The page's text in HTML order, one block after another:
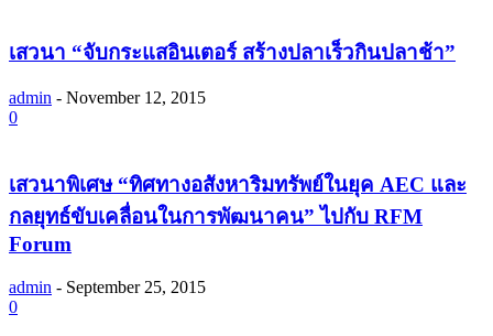
เสวนา “จับกระแสอินเตอร์ สร้างปลาเร็วกินปลาช้า”
admin - November 12, 2015
0
เสวนาพิเศษ “ทิศทางอสังหาริมทรัพย์ในยุค AEC และ
กลยุทธ์ขับเคลื่อนในการพัฒนาคน” ไปกับ RFM
Forum
admin - September 25, 2015
0